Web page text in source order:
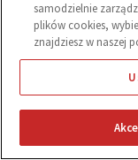
13:00 Sobota 08.08
Wigan Warriors
16:30 Sobota 08.08
Warrington Wolves
Oferta A-Z
Na
samodzielnie
plików cookies,
znajdziesz w naszej